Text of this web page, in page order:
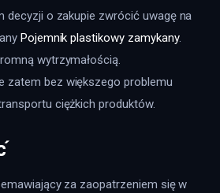
decyzji o zakupie zwrócić uwagę na
Pojemnik plastikowy zamykany.
wytrzymałością.
zatem bez większego problemu
ciężkich produktów.
za zaopatrzeniem się w